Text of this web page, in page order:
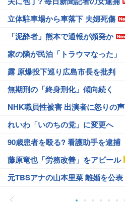
立体駐車場から車落下 夫婦死傷
「泥酔者」熊本で通報が頻発か
家の隣が民泊「トラウマなった」
露 原爆投下巡り広島市長を批判
無期刑の「終身刑化」傾向続く
NHK職員性被害 出演者に怒りの声
れいわ「いのちの党」に変更へ
90歳患者を殴る? 看護助手を逮捕
藤原竜也「労務改善」をアピール
元TBSアナの山本里菜 離婚を公表